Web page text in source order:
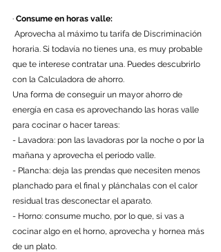
· Consume en horas valle:
horaria. Si todavía no tienes una, es muy probable
que te interese contratar una. Puedes descubrirlo
con la Calculadora de ahorro.
Una forma de conseguir un mayor ahorro de
energía en casa es aprovechando las horas valle
para cocinar o hacer tareas:
- Lavadora: pon las lavadoras por la noche o por la
mañana y aprovecha el periodo valle.
- Plancha: deja las prendas que necesiten menos
planchado para el final y plánchalas con el calor
residual tras desconectar el aparato.
- Horno: consume mucho, por lo que, si vas a
cocinar algo en el horno, aprovecha y hornea más
de un plato.